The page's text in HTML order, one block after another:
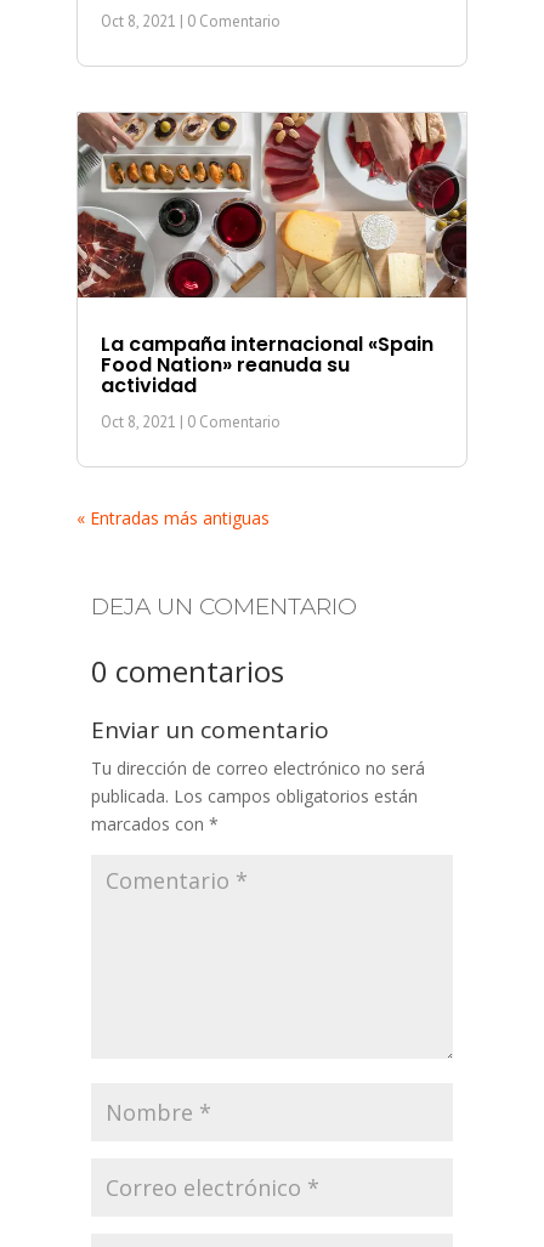
Oct 8, 2021 | 0 Comentario
La campaña internacional «Spain
Food Nation» reanuda su
actividad
Oct 8, 2021 | 0 Comentario
« Entradas más antiguas
DEJA UN COMENTARIO
0 comentarios
Enviar un comentario
Tu dirección de correo electrónico no será
publicada. Los campos obligatorios están
marcados con *